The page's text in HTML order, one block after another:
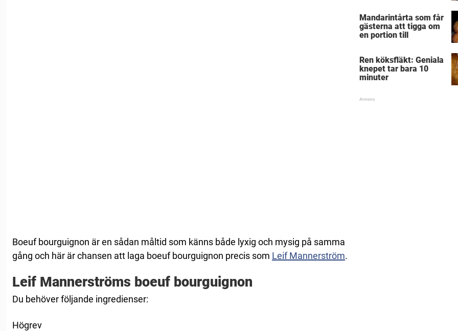
Boeuf bourguignon är en sådan måltid som känns både lyxig och mysig på samma
gång och här är chansen att laga boeuf bourguignon precis som Leif Mannerström.
Leif Mannerströms boeuf bourguignon
Du behöver följande ingredienser:
Högrev
Mandarintårta som får
gästerna att tigga om
en portion till
Ren köksfläkt: Geniala
knepet tar bara 10
minuter